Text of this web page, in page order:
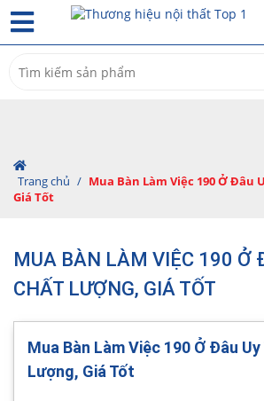
for:
Trang chủ / Mua Bàn Làm Việc 190 Ở Đâu
Giá Tốt
MUA BÀN LÀM VIỆC 190 Ở
CHẤT LƯỢNG, GIÁ TỐT
Mua Bàn Làm Việc 190 Ở Đâu
Lượng, Giá Tốt